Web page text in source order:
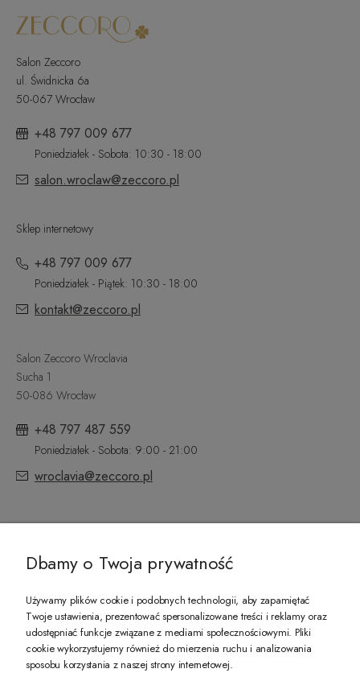
Salon Zeccoro
ul. Świdnicka 6a
50-067 Wrocław
+48 797 009 677
Poniedziałek - Sobota: 10:30 - 18:00
salon.wroclaw@zeccoro.pl
Sklep internetowy
+48 797 009 677
Poniedziałek - Piątek: 10:30 - 18:00
kontakt@zeccoro.pl
Salon Zeccoro Wroclavia
Sucha 1
50-086 Wrocław
+48 797 487 559
Poniedziałek - Sobota: 9:00 - 21:00
wroclavia@zeccoro.pl
PREZENT DLA CIEBIE!
-10% na pierwsze zakupy na zeccoro.pl Gdy zapiszesz się do naszego
Dbamy o Twoja prywatność
Używamy plików cookie i podobnych technologii, aby zapamiętać
Twoje ustawienia, prezentować spersonalizowane treści i reklamy oraz
udostępniać funkcje związane z mediami społecznościowymi. Pliki
cookie wykorzystujemy również do mierzenia ruchu i analizowania
sposobu korzystania z naszej strony internetowej.